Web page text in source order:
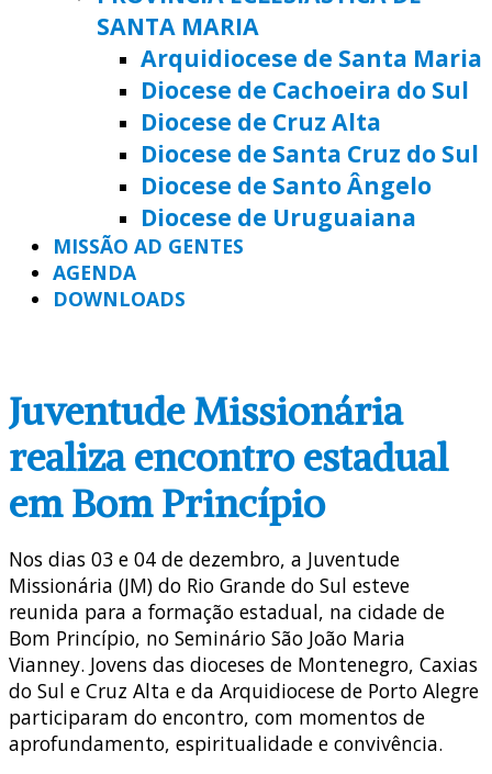
SANTA MARIA
Arquidiocese de Santa Maria
Diocese de Cachoeira do Sul
Diocese de Cruz Alta
Diocese de Santa Cruz do Sul
Diocese de Santo Ângelo
Diocese de Uruguaiana
MISSÃO AD GENTES
AGENDA
DOWNLOADS
Juventude Missionária
realiza encontro estadual
em Bom Princípio
Nos dias 03 e 04 de dezembro, a Juventude
Missionária (JM) do Rio Grande do Sul esteve
reunida para a formação estadual, na cidade de
Bom Princípio, no Seminário São João Maria
Vianney. Jovens das dioceses de Montenegro, Caxias
do Sul e Cruz Alta e da Arquidiocese de Porto Alegre
participaram do encontro, com momentos de
aprofundamento, espiritualidade e convivência.